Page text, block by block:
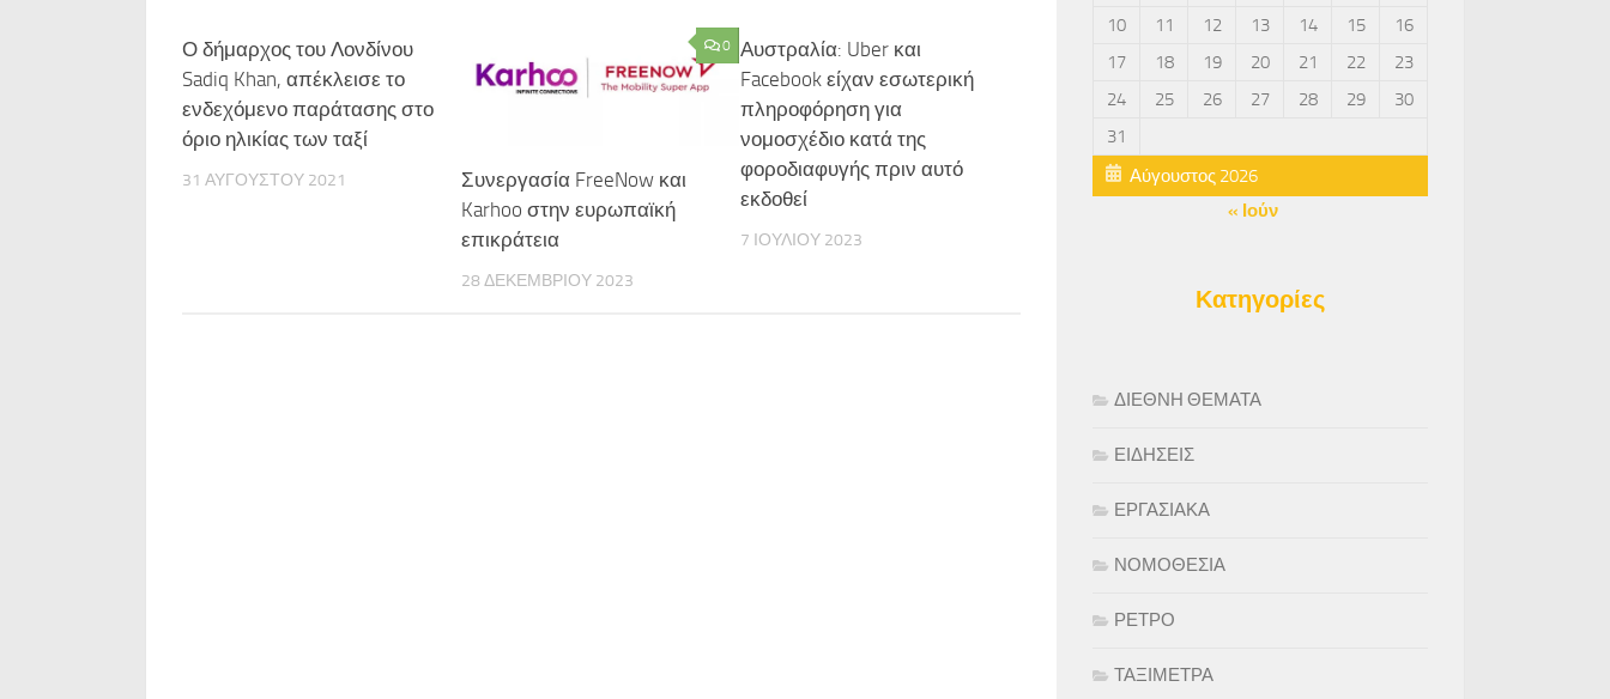
Ο δήμαρχος του Λονδίνου
Sadiq Khan, απέκλεισε το
ενδεχόμενο παράτασης στο
όριο ηλικίας των ταξί
31 ΑΥΓΟΎΣΤΟΥ 2021
0
Συνεργασία FreeNow και
Karhoo στην ευρωπαϊκή
επικράτεια
28 ΔΕΚΕΜΒΡΊΟΥ 2023
Αυστραλία: Uber και
Facebook είχαν εσωτερική
πληροφόρηση για
νομοσχέδιο κατά της
φοροδιαφυγής πριν αυτό
εκδοθεί
7 ΙΟΥΛΊΟΥ 2023
Αύγουστος 2026
10
11 12 13 14 15
16
17
18 19 20 21 22
23
24
25 26 27 28 29
30
31
« Ιούν
Κατηγορίες
ΔΙΕΘΝΗ ΘΕΜΑΤΑ
ΕΙΔΗΣΕΙΣ
ΕΡΓΑΣΙΑΚΑ
ΝΟΜΟΘΕΣΙΑ
ΡΕΤΡΟ
ΤΑΞΙΜΕΤΡΑ